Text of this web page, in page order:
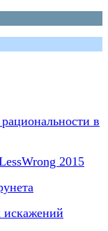
в
2015
искажений